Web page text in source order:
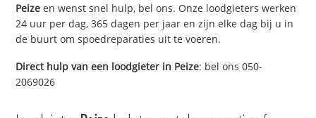
Peize en wenst snel hulp, bel ons. Onze loodgieters werken
24 uur per dag, 365 dagen per jaar en zijn elke dag bij u in
de buurt om spoedreparaties uit te voeren.
Direct hulp van een loodgieter in Peize: bel ons 050-
2069026